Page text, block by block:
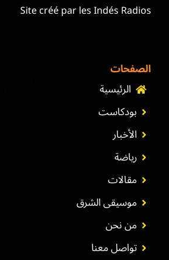
Site créé par les Indés Radios
الصفحات
الرئيسية
بودكاست
الأخبار
رياضة
مقالات
موسيقى الشرق
من نحن
تواصل معنا